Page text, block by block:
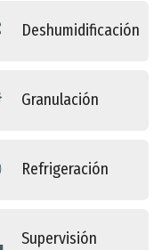
Deshumidificación
Granulación
Refrigeración
Supervisión